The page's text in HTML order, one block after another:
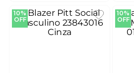
10%
OFF
10%
OFF